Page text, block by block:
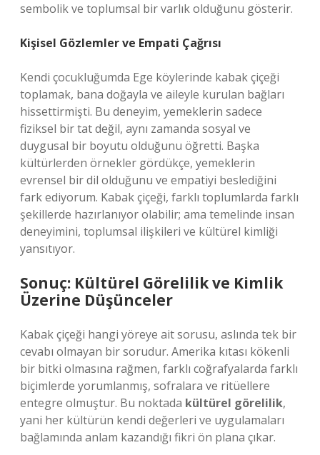
sembolik ve toplumsal bir varlık olduğunu gösterir.
Kişisel Gözlemler ve Empati Çağrısı
Kendi çocukluğumda Ege köylerinde kabak çiçeği
toplamak, bana doğayla ve aileyle kurulan bağları
hissettirmişti. Bu deneyim, yemeklerin sadece
fiziksel bir tat değil, aynı zamanda sosyal ve
duygusal bir boyutu olduğunu öğretti. Başka
kültürlerden örnekler gördükçe, yemeklerin
evrensel bir dil olduğunu ve empatiyi beslediğini
fark ediyorum. Kabak çiçeği, farklı toplumlarda farklı
şekillerde hazırlanıyor olabilir; ama temelinde insan
deneyimini, toplumsal ilişkileri ve kültürel kimliği
yansıtıyor.
Sonuç: Kültürel Görelilik ve Kimlik
Üzerine Düşünceler
Kabak çiçeği hangi yöreye ait sorusu, aslında tek bir
cevabı olmayan bir sorudur. Amerika kıtası kökenli
bir bitki olmasına rağmen, farklı coğrafyalarda farklı
biçimlerde yorumlanmış, sofralara ve ritüellere
entegre olmuştur. Bu noktada kültürel görelilik,
yani her kültürün kendi değerleri ve uygulamaları
bağlamında anlam kazandığı fikri ön plana çıkar.